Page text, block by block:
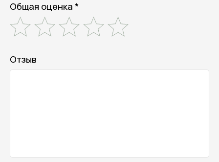
Общая оценка *
Отзыв
ухода за собой